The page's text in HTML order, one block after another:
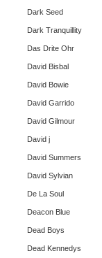
Dark Seed
Dark Tranquillity
Das Drite Ohr
David Bisbal
David Bowie
David Garrido
David Gilmour
David j
David Summers
David Sylvian
De La Soul
Deacon Blue
Dead Boys
Dead Kennedys